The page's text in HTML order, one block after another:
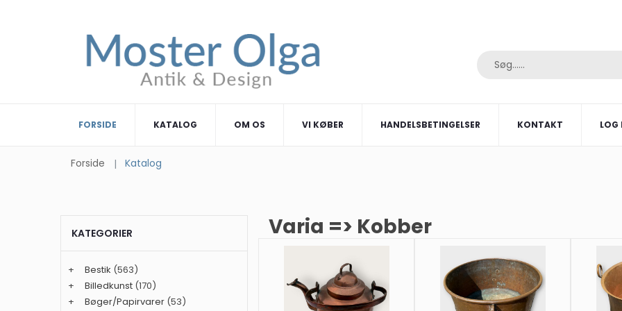
FORSIDE KATALOG OM OS VI KØBER HANDELSBETINGELSER KONTAKT LOG
Forside Katalog
Varia => Kobber
KATEGORIER
+ Bestik (563)
+
Billedkunst (170)
+
Bøger/Papirvarer (53)